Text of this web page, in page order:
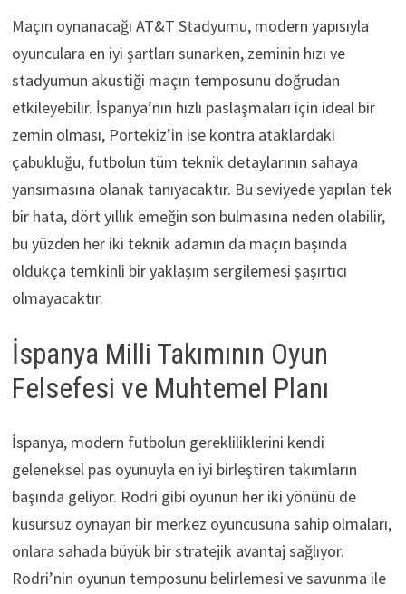
Maçın oynanacağı AT&T Stadyumu, modern yapısıyla
oyunculara en iyi şartları sunarken, zeminin hızı ve
stadyumun akustiği maçın temposunu doğrudan
etkileyebilir. İspanya’nın hızlı paslaşmaları için ideal bir
zemin olması, Portekiz’in ise kontra ataklardaki
çabukluğu, futbolun tüm teknik detaylarının sahaya
yansımasına olanak tanıyacaktır. Bu seviyede yapılan tek
bir hata, dört yıllık emeğin son bulmasına neden olabilir,
bu yüzden her iki teknik adamın da maçın başında
oldukça temkinli bir yaklaşım sergilemesi şaşırtıcı
olmayacaktır.
İspanya Milli Takımının Oyun
Felsefesi ve Muhtemel Planı
İspanya, modern futbolun gerekliliklerini kendi
geleneksel pas oyunuyla en iyi birleştiren takımların
başında geliyor. Rodri gibi oyunun her iki yönünü de
kusursuz oynayan bir merkez oyuncusuna sahip olmaları,
onlara sahada büyük bir stratejik avantaj sağlıyor.
Rodri’nin oyunun temposunu belirlemesi ve savunma ile